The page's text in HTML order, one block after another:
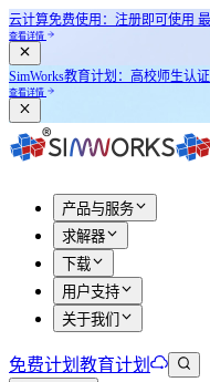
云计算免费使用：注册即可使用
查看详情
SimWorks教育计划： 高校师生认
查看详情
产品与服务
求解器
下载
用户支持
关于我们
免费计划 教育计划